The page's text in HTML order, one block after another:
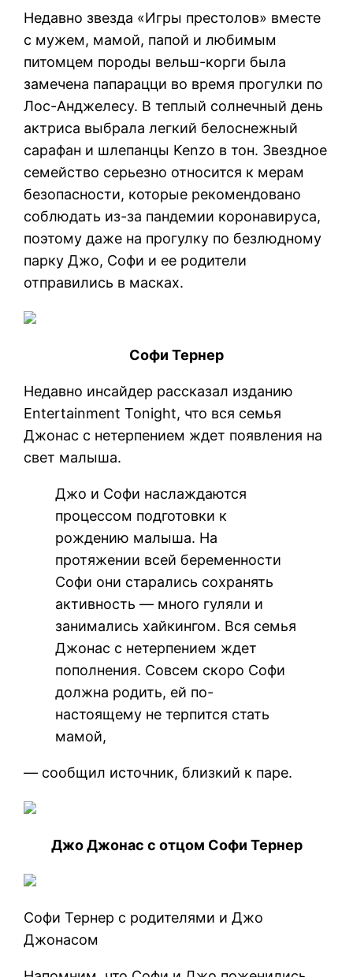
Недавно звезда «Игры престолов» вместе
с мужем, мамой, папой и любимым
питомцем породы вельш-корги была
замечена папарацци во время прогулки по
Лос-Анджелесу. В теплый солнечный день
актриса выбрала легкий белоснежный
сарафан и шлепанцы Kenzo в тон. Звездное
семейство серьезно относится к мерам
безопасности, которые рекомендовано
соблюдать из-за пандемии коронавируса,
поэтому даже на прогулку по безлюдному
парку Джо, Софи и ее родители
отправились в масках.
Софи Тернер
Недавно инсайдер рассказал изданию
Entertainment Tonight, что вся семья
Джонас с нетерпением ждет появления на
свет малыша.
Джо и Софи наслаждаются
процессом подготовки к
рождению малыша. На
протяжении всей беременности
Софи они старались сохранять
активность — много гуляли и
занимались хайкингом. Вся семья
Джонас с нетерпением ждет
пополнения. Совсем скоро Софи
должна родить, ей по-
настоящему не терпится стать
мамой,
— сообщил источник, близкий к паре.
Джо Джонас с отцом Софи Тернер
Софи Тернер с родителями и Джо
Джонасом